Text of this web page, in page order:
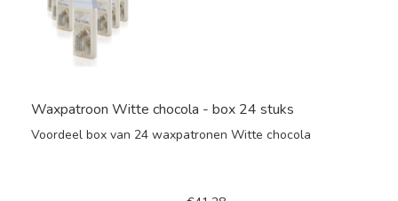
Waxpatroon Witte chocola - box 24 stuks
Voordeel box van 24 waxpatronen Witte chocola